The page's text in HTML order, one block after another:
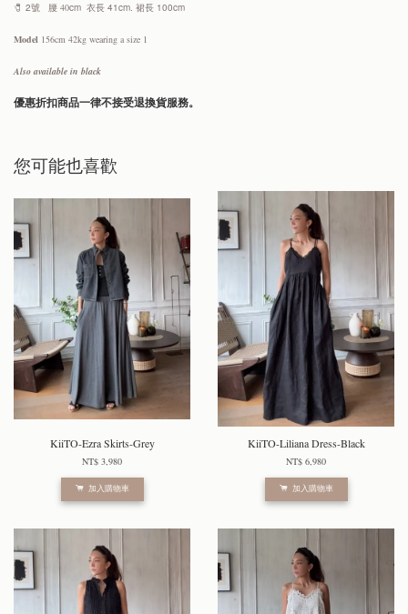
🧷 2號 腰 40cm 衣長 41cm. 裙長 100cm
Model 156cm 42kg wearing a size 1
Also available in black
優惠折扣商品一律不接受退換貨服務。
您可能也喜歡
KiiTO-Ezra Skirts-Grey
NT$ 3,980
加入購物車
KiiTO-Liliana Dress-Black
NT$ 6,980
加入購物車